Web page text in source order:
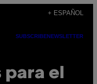
+ ESPAÑOL
SUBSCRIBENEWSLETTER
el